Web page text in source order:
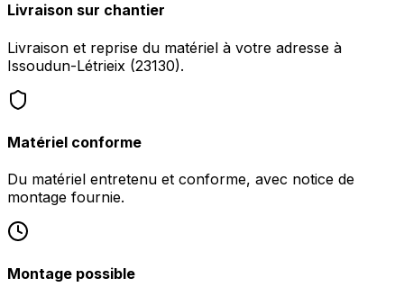
Livraison sur chantier
Livraison et reprise du matériel à votre adresse à
Issoudun-Létrieix (23130).
Matériel conforme
Du matériel entretenu et conforme, avec notice de
montage fournie.
Montage possible